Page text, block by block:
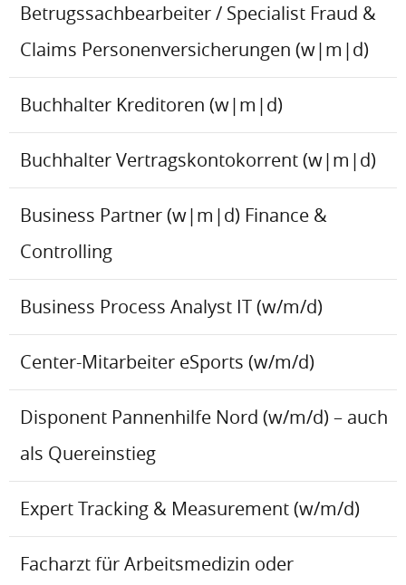
Betrugssachbearbeiter / Specialist Fraud &
Claims Personenversicherungen (w|m|d)
Buchhalter Kreditoren (w|m|d)
Buchhalter Vertragskontokorrent (w|m|d)
Business Partner (w|m|d) Finance &
Controlling
Business Process Analyst IT (w/m/d)
Center-Mitarbeiter eSports (w/m/d)
Disponent Pannenhilfe Nord (w/m/d) – auch
als Quereinstieg
Expert Tracking & Measurement (w/m/d)
Facharzt für Arbeitsmedizin oder